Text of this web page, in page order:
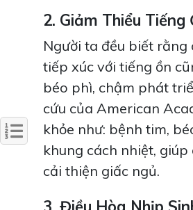
2. Giảm Thiểu Tiếng
Người ta đều biết
tiếp xúc với tiếng ồn
béo phì, chậm phát
cứu của American
khỏe như: bệnh tim,
khung cách nhiệt,
cải thiện giấc ngủ.